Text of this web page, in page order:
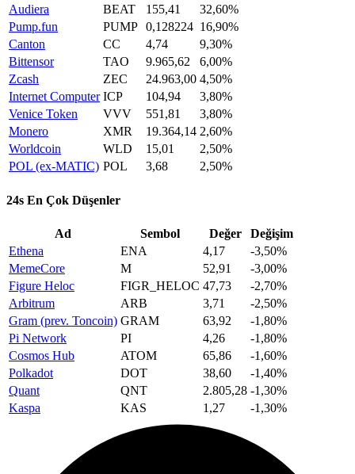
Audiera
BEAT 155,41
32,60%
Pump.fun
PUMP 0,128224 16,90%
Canton
CC 4,74
9,30%
Bittensor
TAO 9.965,62
6,00%
Zcash
ZEC 24.963,00 4,50%
Internet Computer ICP 104,94
3,80%
Venice Token
VVV 551,81
3,80%
Monero
XMR 19.364,14 2,60%
Worldcoin
WLD 15,01
2,50%
POL (ex-MATIC) POL 3,68 2,50%
24s En Çok Düşenler
Ad Sembol Değer
Değişim
Ethena
ENA 4,17
-3,50%
MemeCore
M 52,91
-3,00%
Figure Heloc
FIGR_HELOC 47,73
-2,70%
Arbitrum
ARB 3,71
-2,50%
Gram (prev. Toncoin) GRAM 63,92
-1,80%
Pi Network
PI 4,26
-1,80%
Cosmos Hub
ATOM 65,86
-1,60%
Polkadot
DOT 38,60
-1,40%
Quant
QNT 2.805,28 -1,30%
Kaspa
KAS 1,27 -1,30%